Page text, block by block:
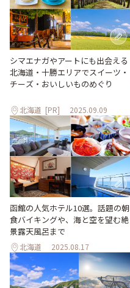
シマエナガやアートにも出会える
北海道・十勝エリアでスイーツ・
チーズ・おいしいものめぐり
北海道 [PR] 2025.09.09
函館の人気ホテル10選。話題の朝
食バイキングや、海と空を望む絶
景露天風呂まで
北海道 2025.08.17